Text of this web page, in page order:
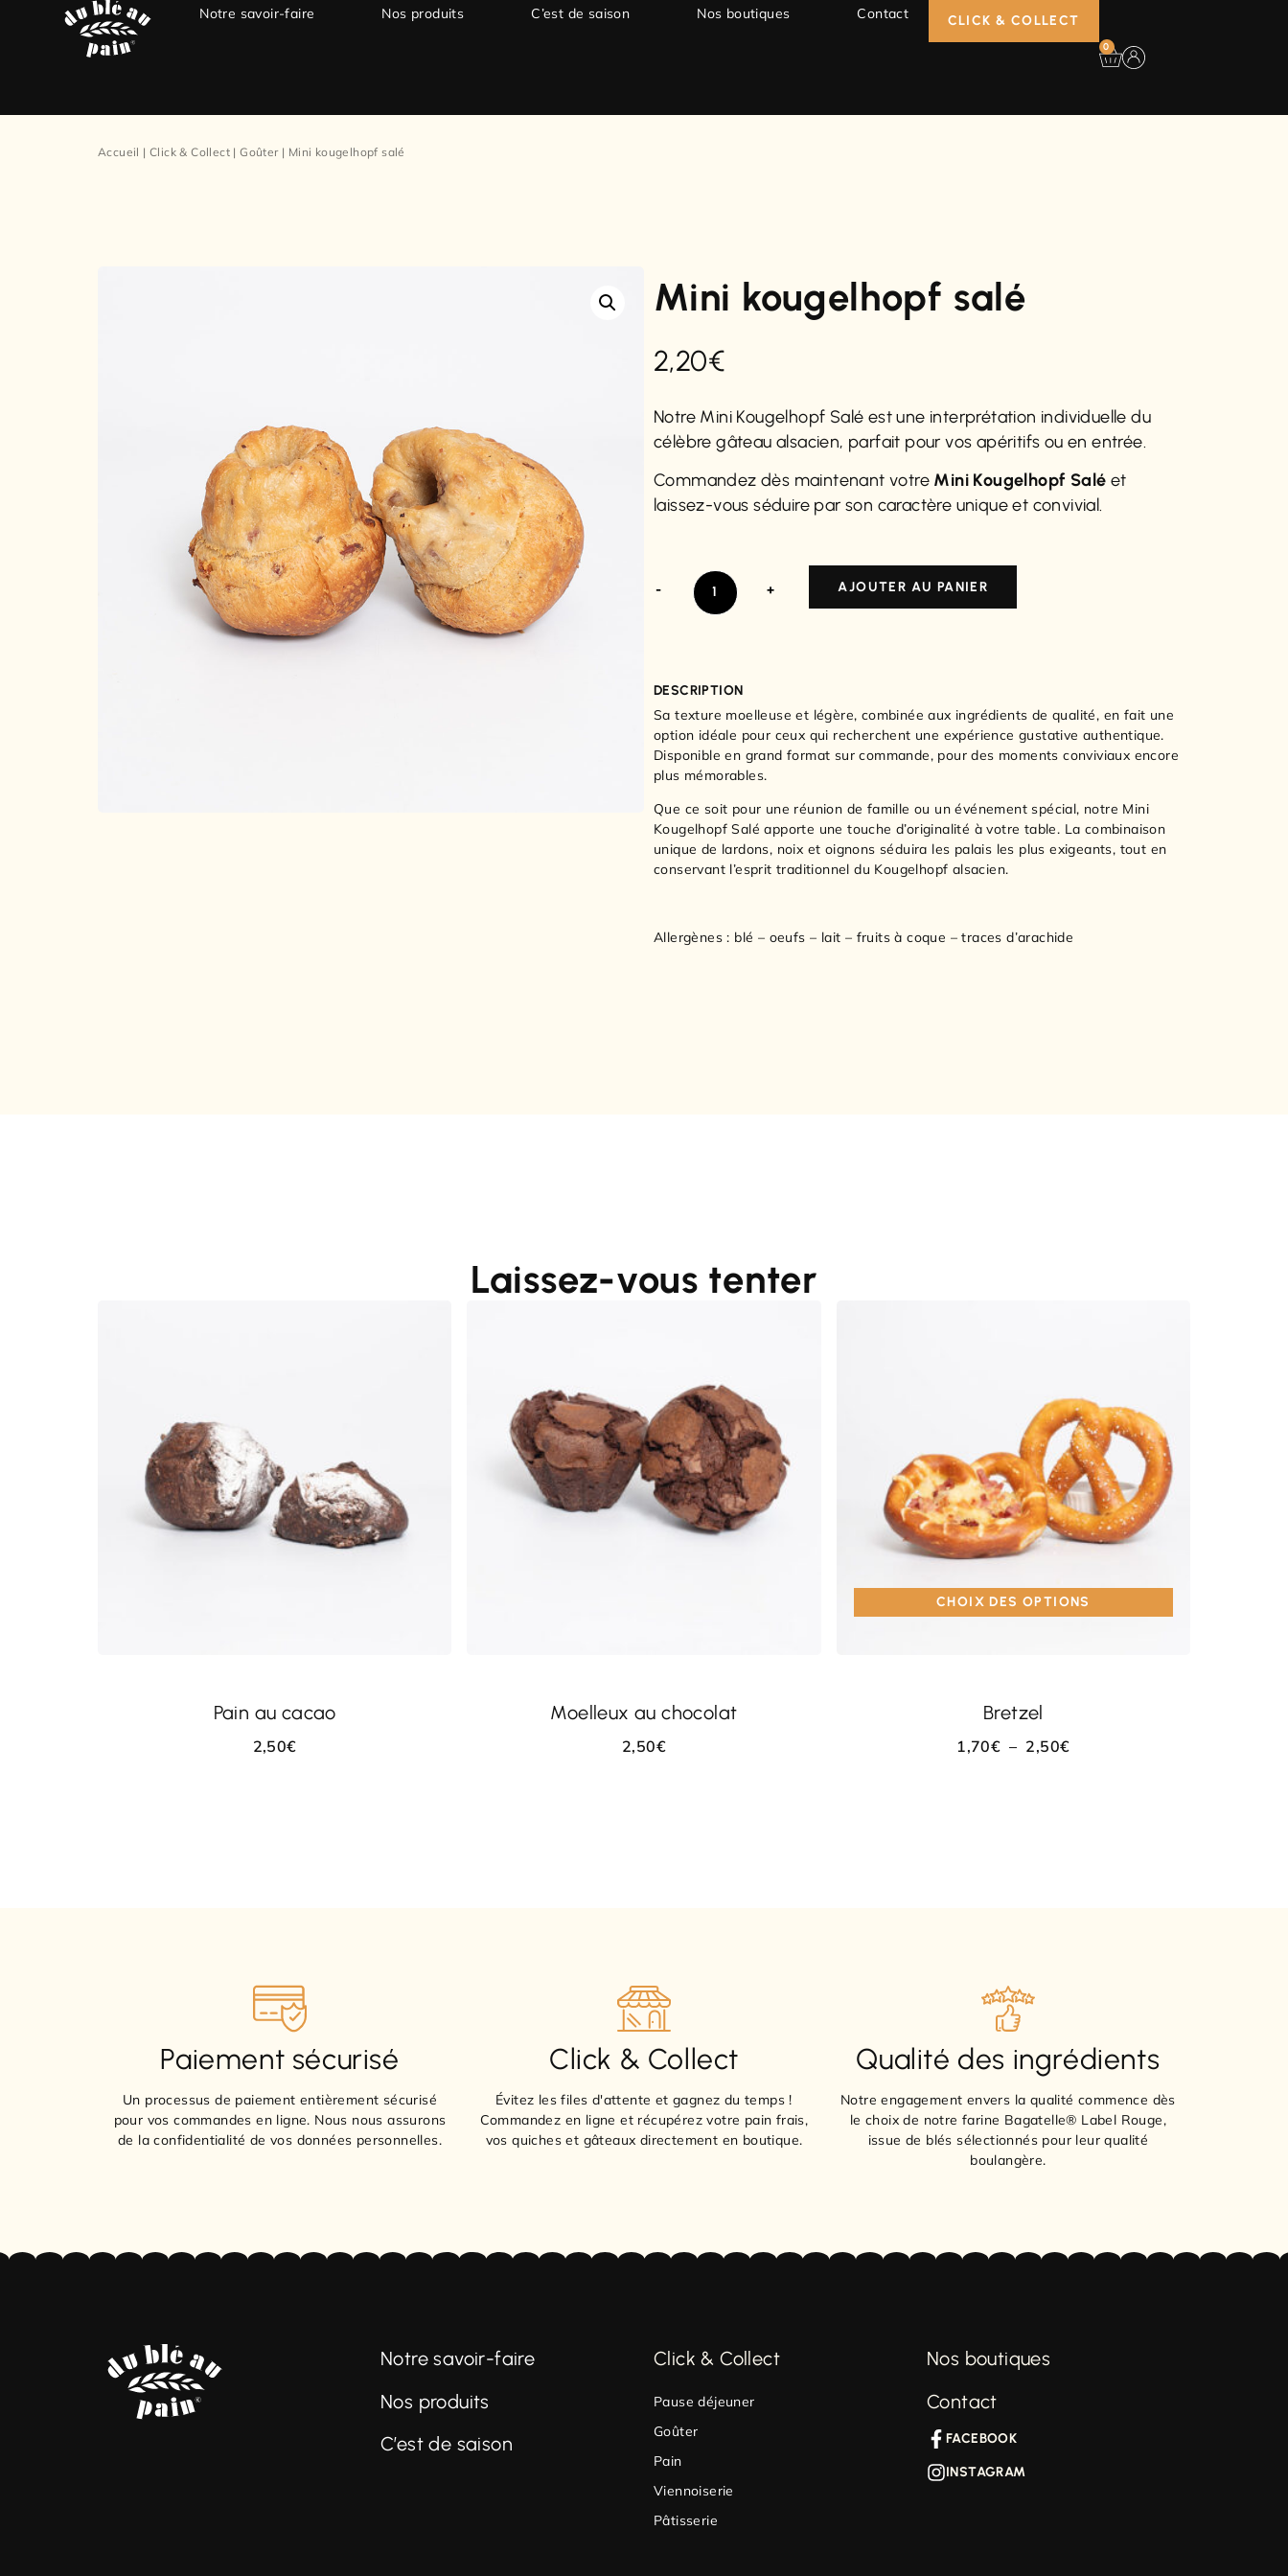
Notre savoir-faire Nos produits C’est de saison Nos boutiques Contact CLICK & COLLECT
0
Accueil |Click & Collect |Goûter| Mini kougelhopf salé
Mini kougelhopf salé
2,20€
Notre Mini Kougelhopf Salé est une interprétation individuelle du
célèbre gâteau alsacien, parfait pour vos apéritifs ou en entrée.
Commandez dès maintenant votre Mini Kougelhopf Salé et
laissez-vous séduire par son caractère unique et convivial.
- + AJOUTER AU PANIER
DESCRIPTION
Sa texture moelleuse et légère, combinée aux ingrédients de qualité, en fait une
option idéale pour ceux qui recherchent une expérience gustative authentique.
Disponible en grand format sur commande, pour des moments conviviaux encore
plus mémorables.
Que ce soit pour une réunion de famille ou un événement spécial, notre Mini
Kougelhopf Salé apporte une touche d’originalité à votre table. La combinaison
unique de lardons, noix et oignons séduira les palais les plus exigeants, tout en
conservant l’esprit traditionnel du Kougelhopf alsacien.
Allergènes : blé – oeufs – lait – fruits à coque – traces d’arachide
Laissez-vous tenter
Pain au cacao
2,50€
Moelleux au chocolat
2,50€
Bretzel
1,70€ – 2,50€
CHOIX DES OPTIONS
Paiement sécurisé
Un processus de paiement entièrement sécurisé
pour vos commandes en ligne. Nous nous assurons
de la confidentialité de vos données personnelles.
Click & Collect
Évitez les files d'attente et gagnez du temps !
Commandez en ligne et récupérez votre pain frais,
vos quiches et gâteaux directement en boutique.
Qualité des ingrédients
Notre engagement envers la qualité commence dès
le choix de notre farine Bagatelle® Label Rouge,
issue de blés sélectionnés pour leur qualité
boulangère.
Notre savoir-faire
Nos produits
C’est de saison
Click & Collect
Pause déjeuner
Goûter
Pain
Viennoiserie
Pâtisserie
Nos boutiques
Contact
FACEBOOK
INSTAGRAM